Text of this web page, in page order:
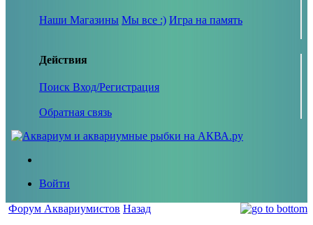
Наши Магазины Мы все :) Игра на память
Действия
Поиск Вход/Регистрация
Обратная связь
Войти
Форум Аквариумистов Назад